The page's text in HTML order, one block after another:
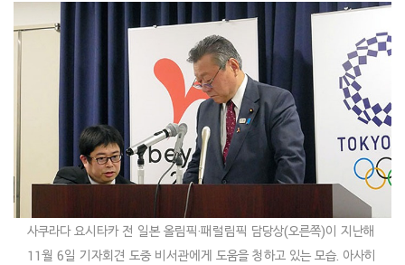
사쿠라다 요시타카 전 일본 올림픽·패럴림픽 담당상(오른쪽)이 지난해
11월 6일 기자회견 도중 비서관에게 도움을 청하고 있는 모습. 아사히